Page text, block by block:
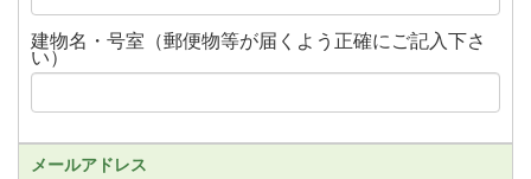
建物名・号室（郵便物等が届くよう正確にご記入下さ
い）
メールアドレス